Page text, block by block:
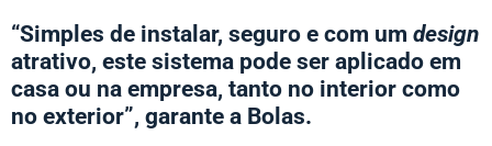
“Simples de instalar, seguro e com um design
atrativo, este sistema pode ser aplicado em
casa ou na empresa, tanto no interior como
no exterior”, garante a Bolas.